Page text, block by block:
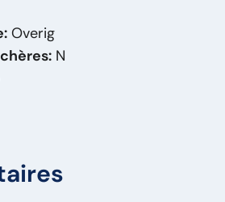
Overig
N
HSF 12010-160ECO-P